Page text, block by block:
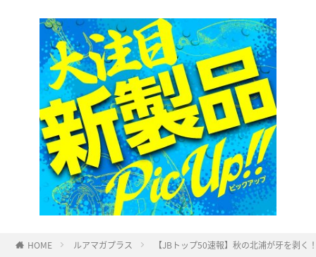
HOME ルアマガプラス 【JBトップ50速報】秋の北浦が牙を剥く